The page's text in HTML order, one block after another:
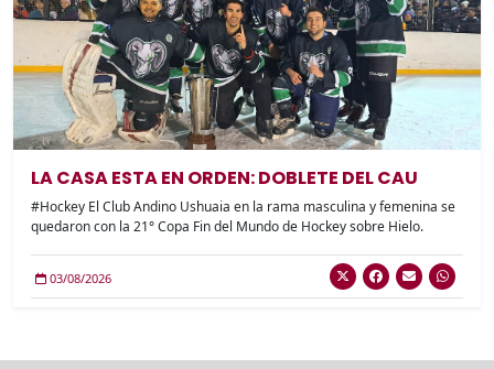
LA CASA ESTA EN ORDEN: DOBLETE DEL CAU
#Hockey El Club Andino Ushuaia en la rama masculina y femenina se
quedaron con la 21° Copa Fin del Mundo de Hockey sobre Hielo.
03/08/2026